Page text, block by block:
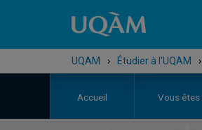
UQAM › Étudier à l'UQAM ›
Accueil Vous êtes